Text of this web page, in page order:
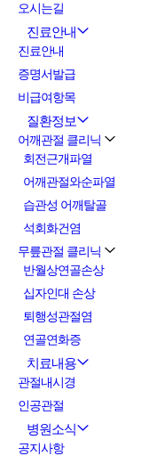
오시는길
진료안내
진료안내
증명서발급
비급여항목
질환정보
어깨관절 클리닉
회전근개파열
어깨관절와순파열
습관성 어깨탈골
석회화건염
무릎관절 클리닉
반월상연골손상
십자인대 손상
퇴행성관절염
연골연화증
치료내용
관절내시경
인공관절
병원소식
공지사항